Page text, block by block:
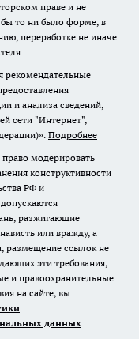
праве и не
то ни было форме, в
переработке не иначе
рекомендательные
и анализа сведений,
сети "Интернет",
Подробнее
модерировать
конструктивности
РФ и
разжигающие
или вражду, а
размещение ссылок не
эти требования,
и правоохранительные
на сайте, вы
данных